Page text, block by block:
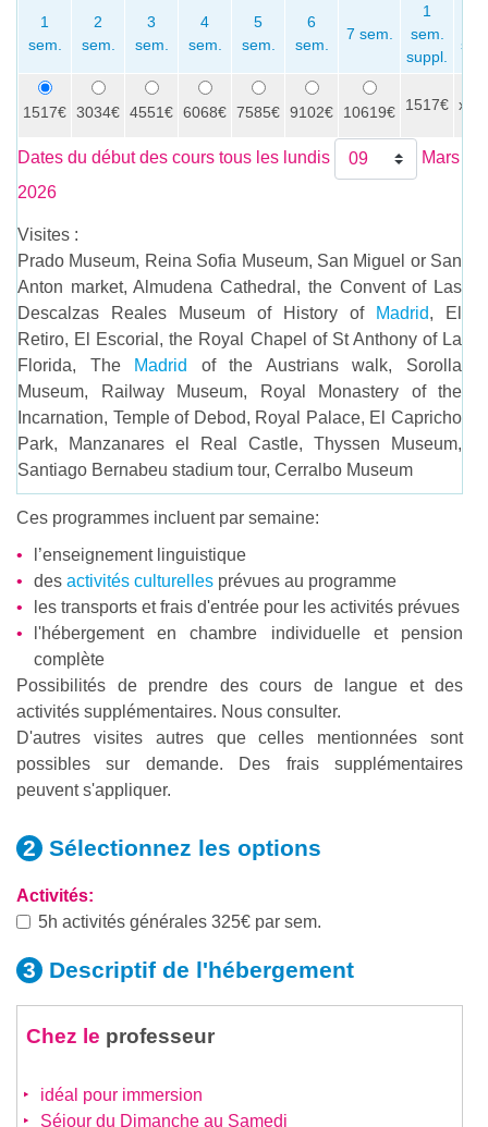
1
sem.
2
sem.
3
sem.
4
sem.
5
sem.
6
sem.
7 sem.
1
sem.
suppl.
1517€ 3034€ 4551€ 6068€ 7585€ 9102€ 10619€ 1517€ x
Dates du début des cours tous les lundis
Mars
2026
Visites :
Prado Museum, Reina Sofia Museum, San Miguel or San
Anton market, Almudena Cathedral, the Convent of Las
Descalzas Reales Museum of History of
Madrid, El
Retiro, El Escorial, the Royal Chapel of St Anthony of La
Florida, The
Madrid
of the Austrians walk, Sorolla
Museum, Railway Museum, Royal Monastery of the
Incarnation, Temple of Debod, Royal Palace, El Capricho
Park, Manzanares el Real Castle, Thyssen Museum,
Santiago Bernabeu stadium tour, Cerralbo Museum
Ces programmes incluent par semaine:
l’enseignement linguistique
des activités culturelles prévues au programme
les transports et frais d'entrée pour les activités prévues
l'hébergement en chambre individuelle et pension
complète
Possibilités de prendre des cours de langue et des
activités supplémentaires. Nous consulter.
D'autres visites autres que celles mentionnées sont
possibles sur demande. Des frais supplémentaires
peuvent s'appliquer.
Sélectionnez les options
Activités:
5h activités générales 325€ par sem.
Descriptif de l'hébergement
Chez le professeur
idéal pour immersion
Séjour du Dimanche au Samedi